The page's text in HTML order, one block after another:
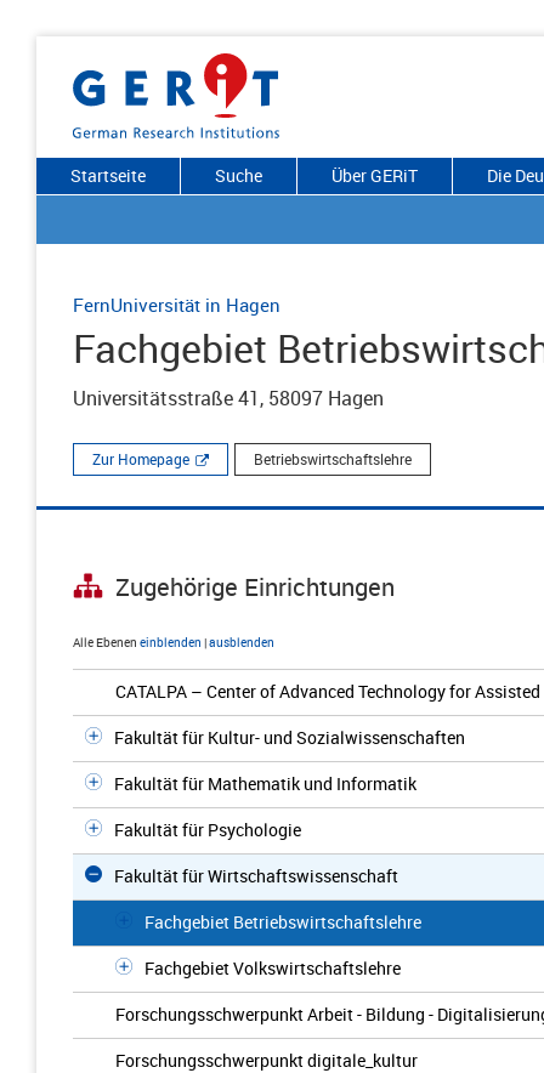
Startseite Suche Über GERiT Die
FernUniversität in Hagen
Fachgebiet
Universitätsstraße 41, 58097 Hagen
Zur Homepage Betriebswirtschaftslehre
Zugehörige Einrichtungen
Alle Ebenen einblenden |ausblenden
CATALPA – Center of Advanced Technology for
Fakultät für Kultur- und Sozialwissenschaften
Fakultät für Mathematik und Informatik
Fakultät für Psychologie
Fakultät für Wirtschaftswissenschaft
Fachgebiet Betriebswirtschaftslehre
Fachgebiet Volkswirtschaftslehre
Forschungsschwerpunkt Arbeit - Bildung -
Forschungsschwerpunkt digitale_kultur